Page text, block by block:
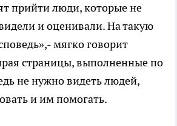
прийти люди, которые не
и оценивали. На такую
мягко говорит
страницы, выполненные по
не нужно видеть людей,
и им помогать.